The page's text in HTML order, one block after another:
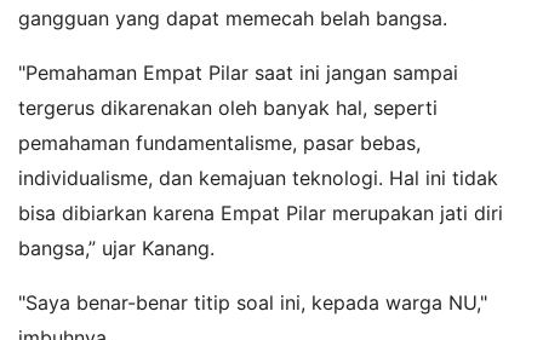
gangguan yang dapat memecah belah bangsa.
"Pemahaman Empat Pilar saat ini jangan sampai
tergerus dikarenakan oleh banyak hal, seperti
pemahaman fundamentalisme, pasar bebas,
individualisme, dan kemajuan teknologi. Hal ini tidak
bisa dibiarkan karena Empat Pilar merupakan jati diri
bangsa,” ujar Kanang.
"Saya benar-benar titip soal ini, kepada warga NU,"